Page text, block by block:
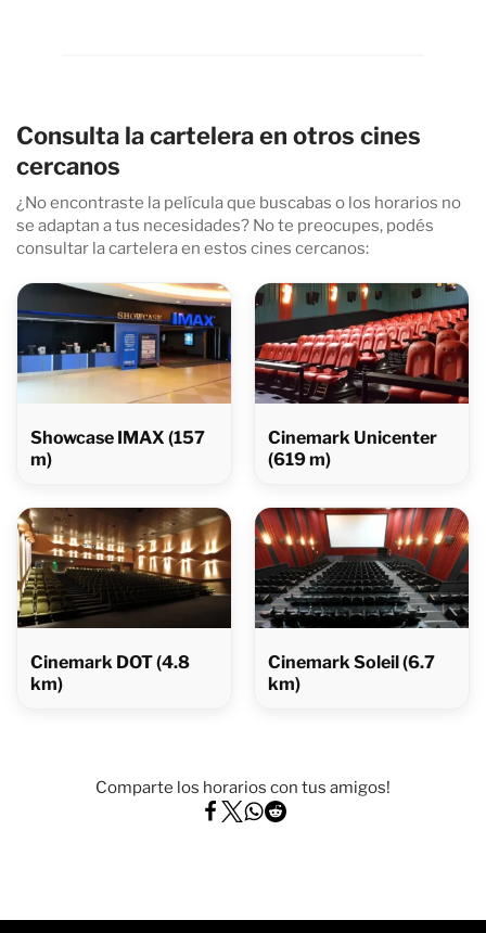
Consulta la cartelera en otros cines
cercanos
¿No encontraste la película que buscabas o los horarios no
se adaptan a tus necesidades? No te preocupes, podés
consultar la cartelera en estos cines cercanos:
Showcase IMAX (157
m)
Cinemark Unicenter
(619 m)
Cinemark DOT (4.8
km)
Cinemark Soleil (6.7
km)
Comparte los horarios con tus amigos!